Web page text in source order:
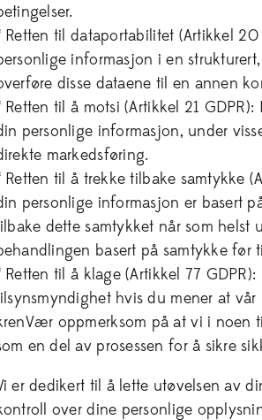
Retten til dataportabilitet (Artikkel
informasjon i en
disse dataene til en annen
Retten til å motsi (Artikkel 21
personlige informasjon, under
markedsføring.
Retten til å trekke tilbake samtykke
personlige informasjon er basert
dette samtykket når som helst
basert på samtykke før
Retten til å klage (Artikkel 77
hvis du mener at
oppmerksom på at vi i noen
en del av prosessen for å sikre
er dedikert til å lette utøvelsen av
over dine personlige